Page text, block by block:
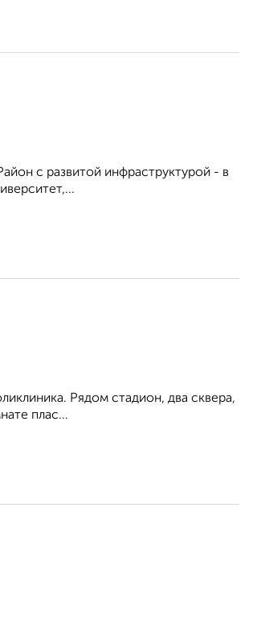
с развитой инфраструктурой - в
Рядом стадион, два сквера,
плас...